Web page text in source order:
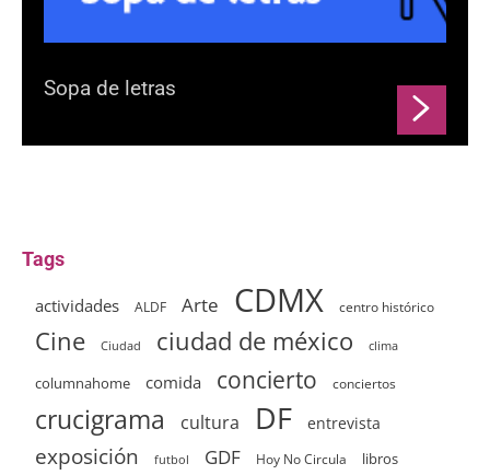
Sopa de letras
Tags
actividades ALDF Arte CDMX centro histórico
Cine Ciudad ciudad de méxico clima
columnahome comida concierto conciertos
crucigrama cultura DF entrevista
exposición futbol GDF Hoy No Circula libros